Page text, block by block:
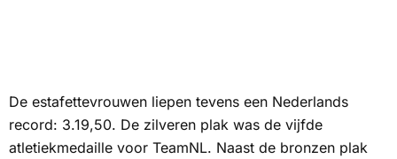
De estafettevrouwen liepen tevens een Nederlands
record: 3.19,50. De zilveren plak was de vijfde
atletiekmedaille voor TeamNL. Naast de bronzen plak